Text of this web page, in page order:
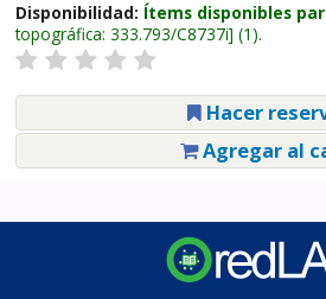
Disponibilidad: Ítems disponibles
topográfica: 333.793/C8737i (1).
Hacer
Agregar al